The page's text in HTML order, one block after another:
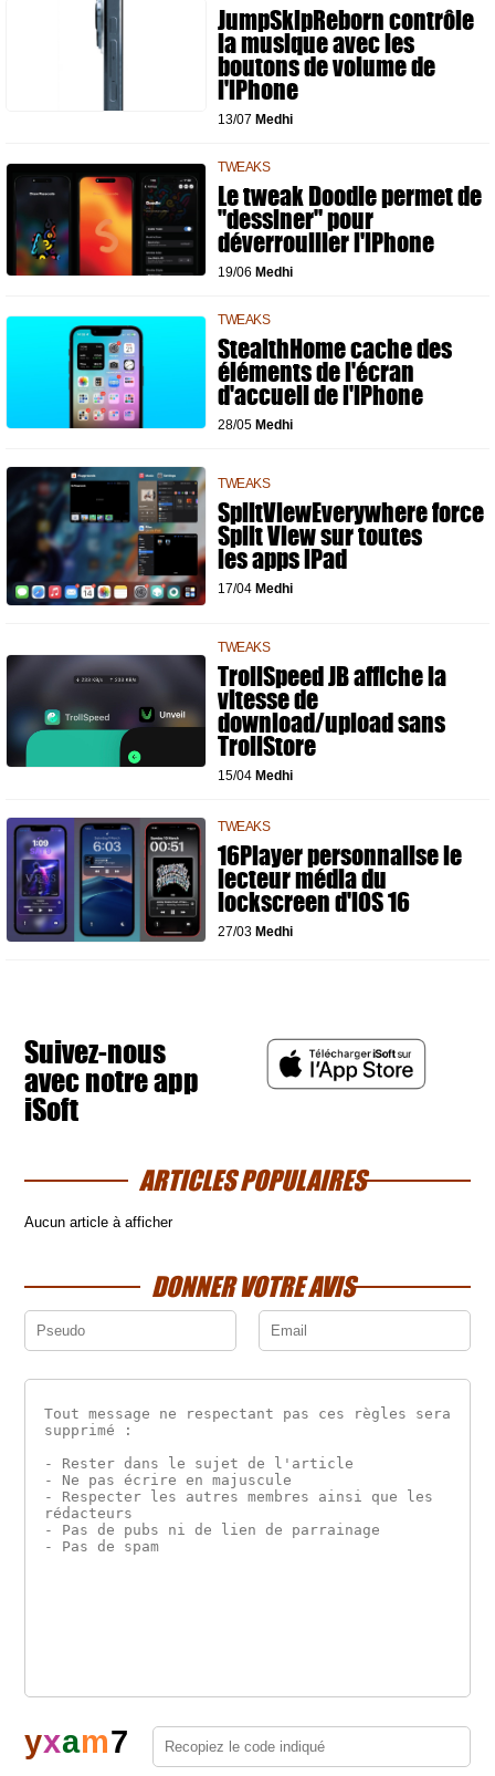
JumpSkipReborn contrôle
la musique avec les
boutons de volume de
l'iPhone
13/07 Medhi
TWEAKS
Le tweak Doodle permet de
"dessiner" pour
déverrouiller l'iPhone
19/06 Medhi
TWEAKS
StealthHome cache des
éléments de l'écran
d'accueil de l'iPhone
28/05 Medhi
TWEAKS
SplitViewEverywhere force
Split View sur toutes
les apps iPad
17/04 Medhi
TWEAKS
TrollSpeed JB affiche la
vitesse de
download/upload sans
TrollStore
15/04 Medhi
TWEAKS
16Player personnalise le
lecteur média du
lockscreen d'iOS 16
27/03 Medhi
Suivez-nous
avec notre app
iSoft
ARTICLES POPULAIRES
Aucun article à afficher
DONNER VOTRE AVIS
yxam7